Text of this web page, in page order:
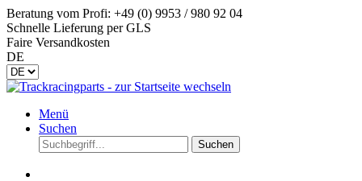
Beratung vom Profi: +49 (0) 9953 / 980 92 04
Schnelle Lieferung per GLS
Faire Versandkosten
DE
Menü
Suchen
Suchen